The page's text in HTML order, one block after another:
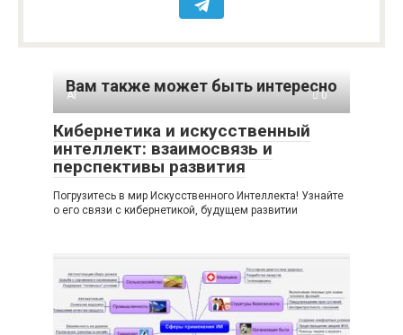
Вам также может быть интересно
AI 0
Кибернетика и искусственный
интеллект: взаимосвязь и
перспективы развития
Погрузитесь в мир Искусственного Интеллекта! Узнайте
о его связи с кибернетикой, будущем развитии